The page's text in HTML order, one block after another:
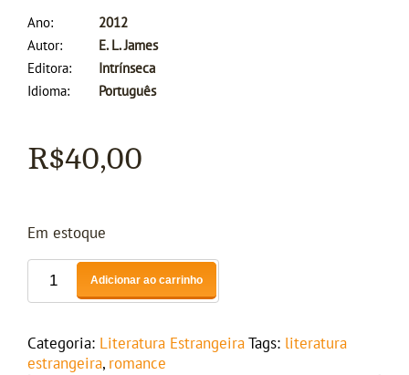
Ano
2012
Autor
E. L. James
Editora
Intrínseca
Idioma
Português
R$40,00
Em estoque
Adicionar ao carrinho
Categoria: Literatura Estrangeira Tags: literatura
estrangeira, romance